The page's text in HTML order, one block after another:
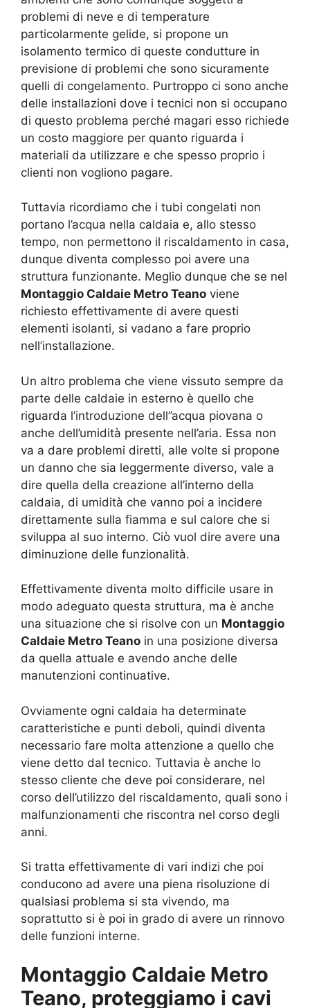
problemi di neve e di temperature
particolarmente gelide, si propone un
isolamento termico di queste condutture in
previsione di problemi che sono sicuramente
quelli di congelamento. Purtroppo ci sono anche
delle installazioni dove i tecnici non si occupano
di questo problema perché magari esso richiede
un costo maggiore per quanto riguarda i
materiali da utilizzare e che spesso proprio i
clienti non vogliono pagare.
Tuttavia ricordiamo che i tubi congelati non
portano l’acqua nella caldaia e, allo stesso
tempo, non permettono il riscaldamento in casa,
dunque diventa complesso poi avere una
struttura funzionante. Meglio dunque che se nel
Montaggio Caldaie Metro Teano viene
richiesto effettivamente di avere questi
elementi isolanti, si vadano a fare proprio
nell’installazione.
Un altro problema che viene vissuto sempre da
parte delle caldaie in esterno è quello che
riguarda l’introduzione dell’’acqua piovana o
anche dell’umidità presente nell’aria. Essa non
va a dare problemi diretti, alle volte si propone
un danno che sia leggermente diverso, vale a
dire quella della creazione all’interno della
caldaia, di umidità che vanno poi a incidere
direttamente sulla fiamma e sul calore che si
sviluppa al suo interno. Ciò vuol dire avere una
diminuzione delle funzionalità.
Effettivamente diventa molto difficile usare in
modo adeguato questa struttura, ma è anche
una situazione che si risolve con un Montaggio
Caldaie Metro Teano in una posizione diversa
da quella attuale e avendo anche delle
manutenzioni continuative.
Ovviamente ogni caldaia ha determinate
caratteristiche e punti deboli, quindi diventa
necessario fare molta attenzione a quello che
viene detto dal tecnico. Tuttavia è anche lo
stesso cliente che deve poi considerare, nel
corso dell’utilizzo del riscaldamento, quali sono i
malfunzionamenti che riscontra nel corso degli
anni.
Si tratta effettivamente di vari indizi che poi
conducono ad avere una piena risoluzione di
qualsiasi problema si sta vivendo, ma
soprattutto si è poi in grado di avere un rinnovo
delle funzioni interne.
Montaggio Caldaie Metro
Teano, proteggiamo i cavi